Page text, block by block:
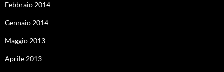
Febbraio 2014
Gennaio 2014
Maggio 2013
Aprile 2013